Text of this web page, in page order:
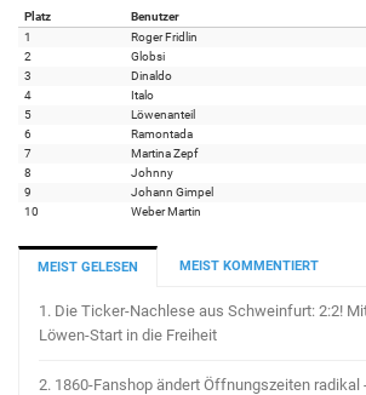
Platz Benutzer
1
Roger Fridlin
2
Globsi
3
Dinaldo
4
Italo
5
Löwenanteil
6
Ramontada
7
Martina Zepf
8
Johnny
9
Johann Gimpel
10
Weber Martin
MEIST GELESEN MEIST KOMMENTIERT
1. Die Ticker-Nachlese aus Schweinfurt: 2:2!
Löwen-Start in die Freiheit
2. 1860-Fanshop ändert Öffnungszeiten radikal